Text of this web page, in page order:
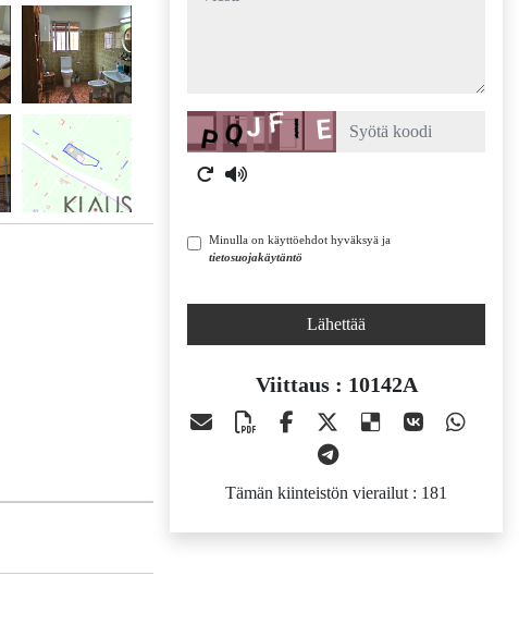
Captcha
Minulla on käyttöehdot hyväksyä ja
tietosuojakäytäntö
Lähettää
Viittaus : 10142A
Tämän kiinteistön vierailut : 181